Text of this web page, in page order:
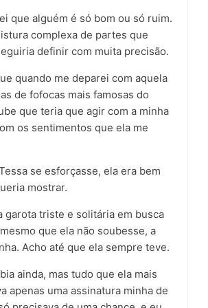
que alguém é só bom ou só ruim.
complexa de partes que
definir com muita precisão.
quando me deparei com aquela
de fofocas mais famosas do
que teria que agir com a minha
os sentimentos que ela me
se esforçasse, ela era bem
mostrar.
garota triste e solitária em busca
que ela não soubesse, a
Acho até que ela sempre teve.
ainda, mas tudo que ela mais
apenas uma assinatura minha de